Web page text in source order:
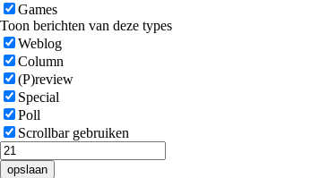
Games
Toon berichten van deze types
Weblog
Column
(P)review
Special
Poll
Scrollbar gebruiken
opslaan